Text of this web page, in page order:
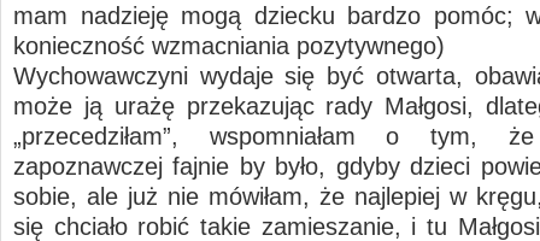
mam nadzieję mogą dziecku bardzo pomóc;
konieczność wzmacniania pozytywnego)
Wychowawczyni wydaje się być otwarta,
może ją urażę przekazując rady Małgosi,
„przecedziłam”, wspomniałam o tym,
zapoznawczej fajnie by było, gdyby dzieci
sobie, ale już nie mówiłam, że najlepiej w
się chciało robić takie zamieszanie, i tu